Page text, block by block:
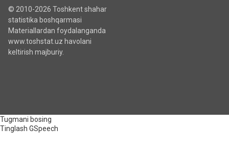
© 2010-2026 Toshkent shahar
statistika boshqarmasi
Materiallardan foydalanganda
www.toshstat.uz havolani
keltirish majburiy.
Tugmani bosing
Tinglash GSpeech